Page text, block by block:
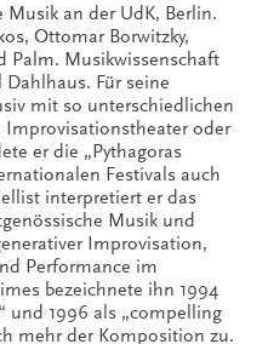
an der UdK, Berlin.
Ottomar Borwitzky,
Palm. Musikwissenschaft
Für seine
mit so unterschiedlichen
oder
er die „Pythagoras
Festivals auch
interpretiert er das
Musik und
Improvisation,
Performance im
bezeichnete ihn 1994
und 1996 als „compelling
mehr der Komposition zu.